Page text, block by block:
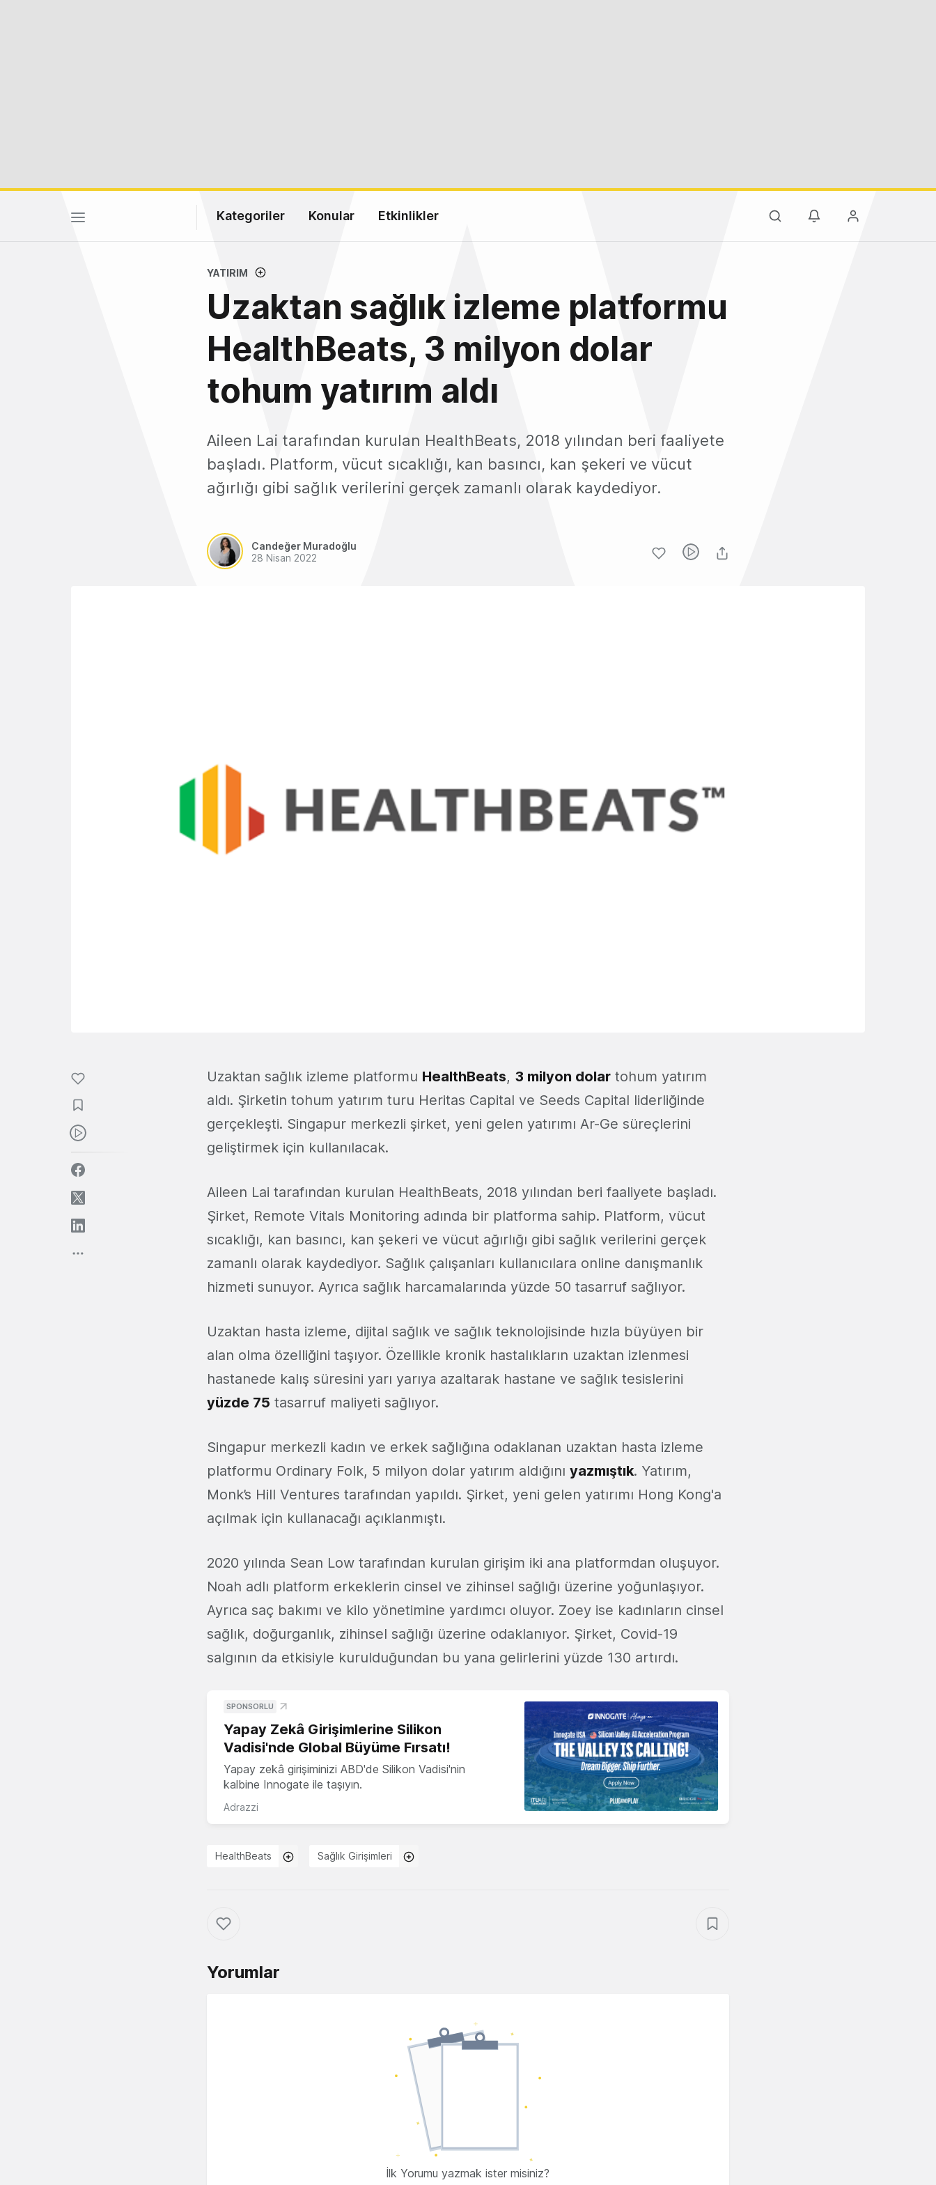
Kategoriler Konular Etkinlikler
YATIRIM
Uzaktan sağlık izleme platformu
HealthBeats, 3 milyon dolar
tohum yatırım aldı
Aileen Lai tarafından kurulan HealthBeats, 2018 yılından beri faaliyete
başladı. Platform, vücut sıcaklığı, kan basıncı, kan şekeri ve vücut
ağırlığı gibi sağlık verilerini gerçek zamanlı olarak kaydediyor.
Candeğer Muradoğlu
28 Nisan 2022
Uzaktan sağlık izleme platformu HealthBeats, 3 milyon dolar tohum yatırım
aldı. Şirketin tohum yatırım turu Heritas Capital ve Seeds Capital liderliğinde
gerçekleşti. Singapur merkezli şirket, yeni gelen yatırımı Ar-Ge süreçlerini
geliştirmek için kullanılacak.
Aileen Lai tarafından kurulan HealthBeats, 2018 yılından beri faaliyete başladı.
Şirket, Remote Vitals Monitoring adında bir platforma sahip. Platform, vücut
sıcaklığı, kan basıncı, kan şekeri ve vücut ağırlığı gibi sağlık verilerini gerçek
zamanlı olarak kaydediyor. Sağlık çalışanları kullanıcılara online danışmanlık
hizmeti sunuyor. Ayrıca sağlık harcamalarında yüzde 50 tasarruf sağlıyor.
Uzaktan hasta izleme, dijital sağlık ve sağlık teknolojisinde hızla büyüyen bir
alan olma özelliğini taşıyor. Özellikle kronik hastalıkların uzaktan izlenmesi
hastanede kalış süresini yarı yarıya azaltarak hastane ve sağlık tesislerini
yüzde 75 tasarruf maliyeti sağlıyor.
Singapur merkezli kadın ve erkek sağlığına odaklanan uzaktan hasta izleme
platformu Ordinary Folk, 5 milyon dolar yatırım aldığını yazmıştık. Yatırım,
Monk’s Hill Ventures tarafından yapıldı. Şirket, yeni gelen yatırımı Hong Kong'a
açılmak için kullanacağı açıklanmıştı.
2020 yılında Sean Low tarafından kurulan girişim iki ana platformdan oluşuyor.
Noah adlı platform erkeklerin cinsel ve zihinsel sağlığı üzerine yoğunlaşıyor.
Ayrıca saç bakımı ve kilo yönetimine yardımcı oluyor. Zoey ise kadınların cinsel
sağlık, doğurganlık, zihinsel sağlığı üzerine odaklanıyor. Şirket, Covid-19
salgının da etkisiyle kurulduğundan bu yana gelirlerini yüzde 130 artırdı.
SPONSORLU
Yapay Zekâ Girişimlerine Silikon
Vadisi'nde Global Büyüme Fırsatı!
Yapay zekâ girişiminizi ABD'de Silikon Vadisi'nin
kalbine Innogate ile taşıyın.
Adrazzi
HealthBeats Sağlık Girişimleri
Yorumlar
İlk Yorumu yazmak ister misiniz?